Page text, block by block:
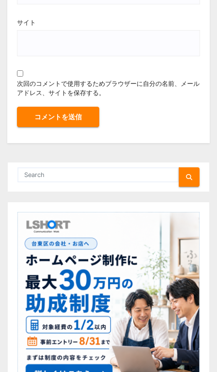
サイト
次回のコメントで使用するためブラウザーに自分の名前、メール
アドレス、サイトを保存する。